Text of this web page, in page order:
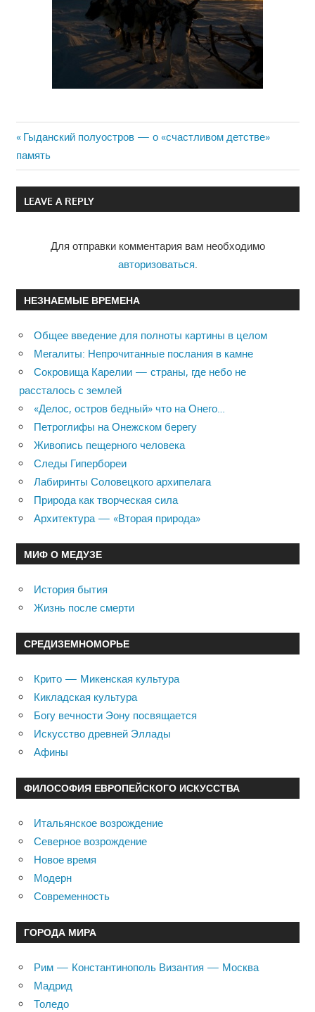
Навигация
по
записям
Previous
Post:
Гыданский полуостров — о «счастливом детстве»
память
LEAVE A REPLY
Для отправки комментария вам необходимо
авторизоваться
НЕЗНАЕМЫЕ ВРЕМЕНА
Общее введение для полноты картины в целом
Мегалиты: Непрочитанные послания в камне
Сокровища Карелии — страны, где небо не
рассталось с землей
«Делос, остров бедный» что на Онего…
Петроглифы на Онежском берегу
Живопись пещерного человека
Следы Гипербореи
Лабиринты Соловецкого архипелага
Природа как творческая сила
Архитектура — «Вторая природа»
МИФ О МЕДУЗЕ
История бытия
Жизнь после смерти
СРЕДИЗЕМНОМОРЬЕ
Крито — Микенская культура
Кикладская культура
Богу вечности Эону посвящается
Искусство древней Эллады
Афины
ФИЛОСОФИЯ ЕВРОПЕЙСКОГО ИСКУССТВА
Итальянское возрождение
Северное возрождение
Новое время
Модерн
Современность
ГОРОДА МИРА
Рим — Константинополь Византия — Москва
Мадрид
Толедо